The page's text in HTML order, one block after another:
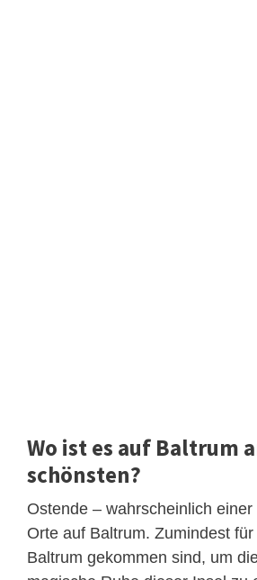
Wo ist es auf Baltrum
schönsten?
Ostende – wahrscheinlich
Orte auf Baltrum. Zumindest
Baltrum gekommen sind, um